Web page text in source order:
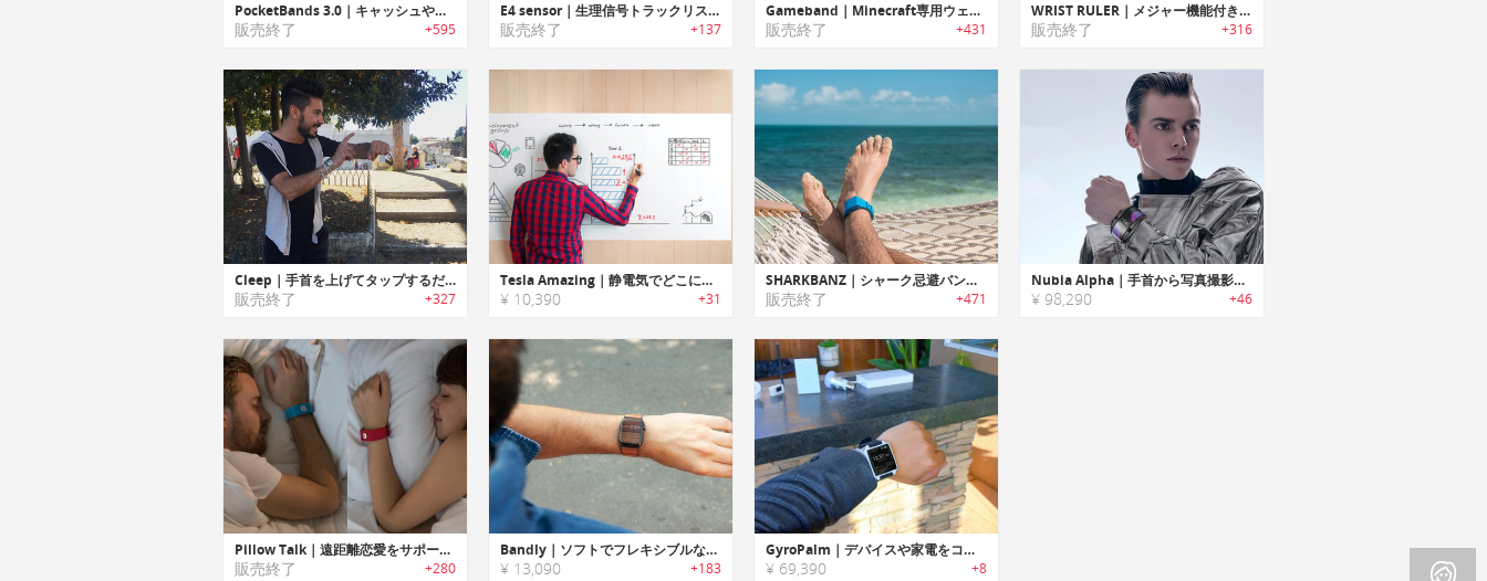
PocketBands 3.0｜キャッシュやキーを入れられる隠しポケット付きのリストバンド「ポケットバンド3.0」
販売終了 +595
E4 sensor｜生理信号トラックリストバンド「イーフォーセンサー」
販売終了 +137
Gameband｜Minecraft専用ウェアラブル ゲームバンド
販売終了 +431
WRIST RULER｜メジャー機能付きブレスレット リストルーラー
販売終了 +316
Cleep｜手首を上げてタップするだけで撮影可能なウェアラブルリストカメラ「クリープ」
販売終了 +327
Tesla Amazing｜静電気でどこにでも貼り付け可能なパーソナルホワイトボード「テスラアメージング」
¥ 10,390 +31
SHARKBANZ｜シャーク忌避バンド「シャークバンズ」
販売終了 +471
Nubia Alpha｜手首から写真撮影・支払い・通話が行えるリストフォン「ヌビアアルファ」
¥ 98,290 +46
Pillow Talk｜遠距離恋愛をサポートするウェアラブルリストバンド「ピロートーク」
販売終了 +280
Bandly｜ソフトでフレキシブルなApple Watch・Fitbit用リアルウッドバンド「バンディー」
¥ 13,090 +183
GyroPalm｜デバイスや家電をコントロール可能なウェアラブルジェスチャーコントローラー「ジャイロパーム」
¥ 69,390 +8